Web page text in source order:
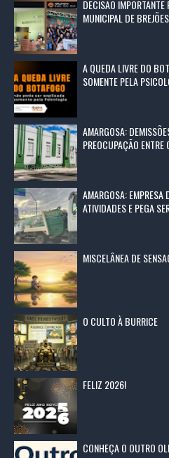
DECISÃO IMPORTANTE
MUNICIPAL DE BREJÕES
A QUEDA LIVRE DO
SOMENTE PELA
AMARGOSA:
PREOCUPAÇÃO
AMARGOSA: EMPRESA
ATIVIDADES E PEGA
MISCELÂNEA DE
O CULTO À BURRICE
FELIZ 2026!
CONHEÇA O OUTRO